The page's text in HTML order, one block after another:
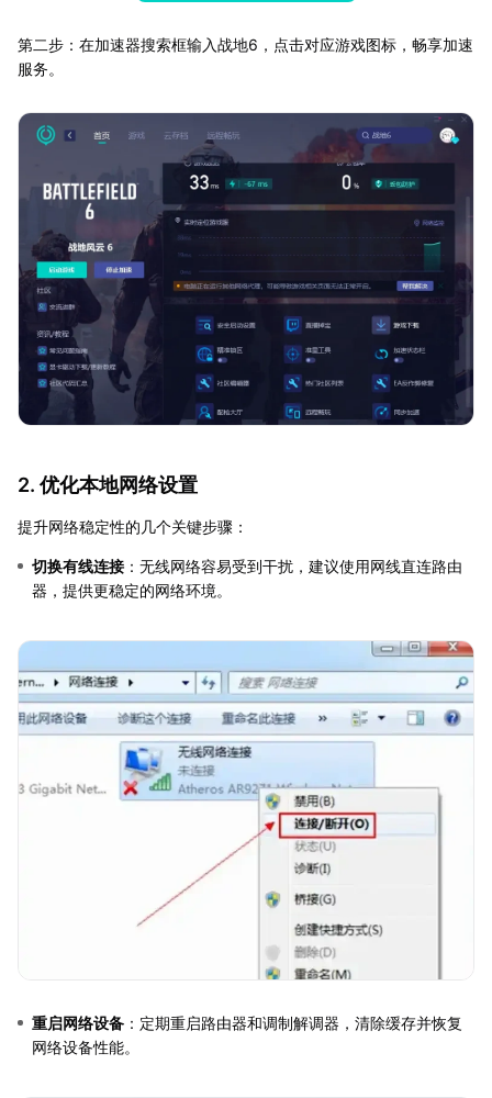
第二步：在加速器搜索框输入战地6，点击对应游戏图标，畅享加速
服务。
2. 优化本地网络设置
提升网络稳定性的几个关键步骤：
切换有线连接 ：无线网络容易受到干扰，建议使用网线直连路由
器，提供更稳定的网络环境。
重启网络设备 ：定期重启路由器和调制解调器，清除缓存并恢复
网络设备性能。